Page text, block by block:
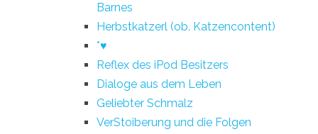
Barnes
Herbstkatzerl (ob. Katzencontent)
*♥
Reflex des iPod Besitzers
Dialoge aus dem Leben
Geliebter Schmalz
VerStoiberung und die Folgen